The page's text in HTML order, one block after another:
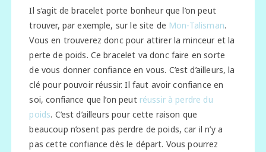
Il s’agit de bracelet porte bonheur que l’on peut
trouver, par exemple, sur le site de Mon-Talisman.
Vous en trouverez donc pour attirer la minceur et la
perte de poids. Ce bracelet va donc faire en sorte
de vous donner confiance en vous. C’est d’ailleurs, la
clé pour pouvoir réussir. Il faut avoir confiance en
soi, confiance que l’on peut réussir à perdre du
poids. C’est d’ailleurs pour cette raison que
beaucoup n’osent pas perdre de poids, car il n’y a
pas cette confiance dès le départ. Vous pourrez